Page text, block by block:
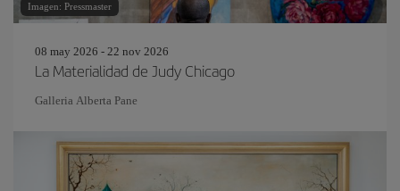
Imagen: Pressmaster
08 may 2026 - 22 nov 2026
La Materialidad de Judy Chicago
Galleria Alberta Pane